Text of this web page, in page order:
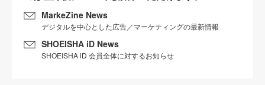
MarkeZine News
デジタルを中心とした広告／マーケティングの最新情報
SHOEISHA iD News
SHOEISHA iD 会員全体に対するお知らせ